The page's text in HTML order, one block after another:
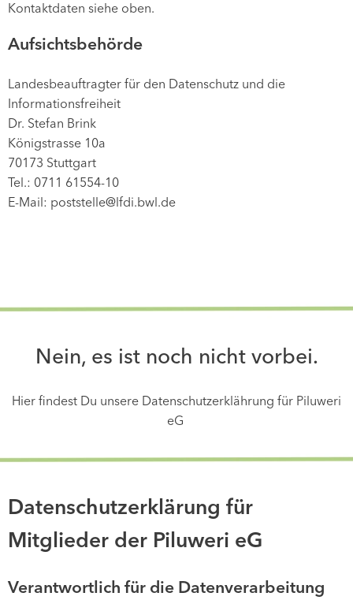
Kontaktdaten siehe oben.
Aufsichtsbehörde
Landesbeauftragter für den Datenschutz und die
Informationsfreiheit
Dr. Stefan Brink
Königstrasse 10a
70173 Stuttgart
Tel.: 0711 61554-10
E-Mail: poststelle@lfdi.bwl.de
Nein, es ist noch nicht vorbei.
Hier findest Du unsere Datenschutzerklährung für Piluweri
eG
Datenschutzerklärung für
Mitglieder der Piluweri eG
Verantwortlich für die Datenverarbeitung